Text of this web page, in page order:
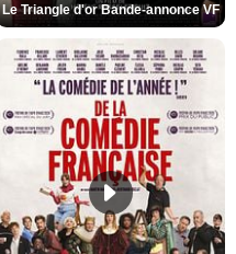
Le Triangle d'or Bande-annonce VF